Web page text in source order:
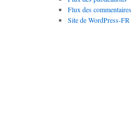
Flux des commentaires
Site de WordPress-FR